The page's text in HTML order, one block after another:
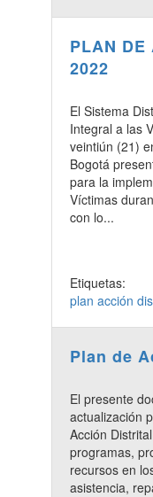
PLAN DE
2022
El Sistema
Integral a las
veintiún (21)
Bogotá
para la
Víctimas
con lo...
Etiquetas:
plan acción
Plan de
El presente
actualización
Acción
programas,
recursos en
asistencia,